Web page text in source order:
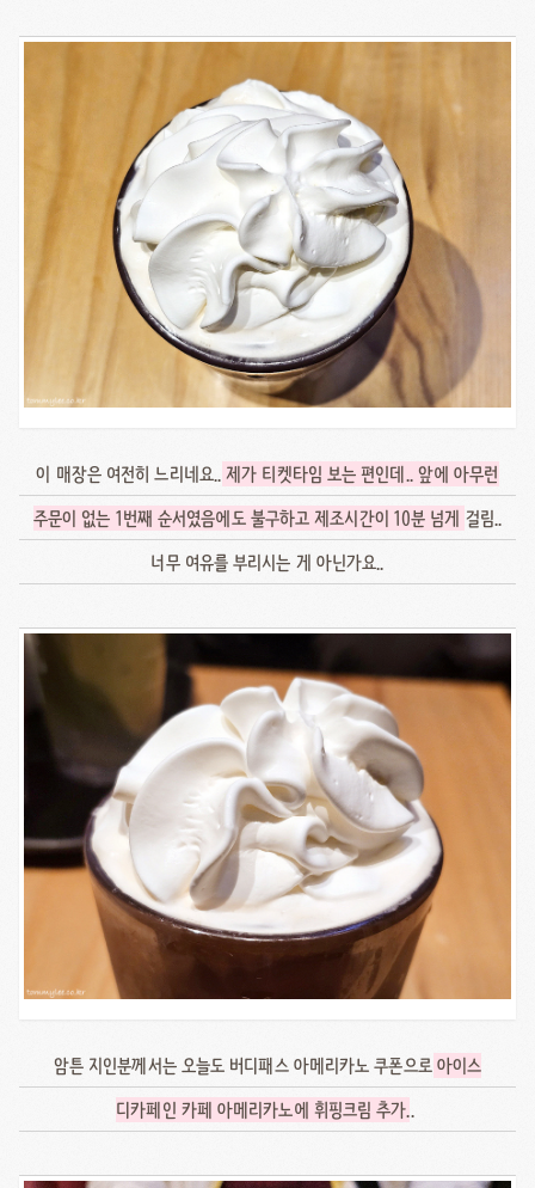
이 매장은 여전히 느리네요..제가 티켓타임 보는 편인데.. 앞에 아무런
주문이 없는 1번째 순서였음에도 불구하고 제조시간이 10분 넘게 걸림..
너무 여유를 부리시는 게 아닌가요..
암튼 지인분께서는 오늘도 버디패스 아메리카노 쿠폰으로아이스
디카페인 카페 아메리카노에 휘핑크림 추가..